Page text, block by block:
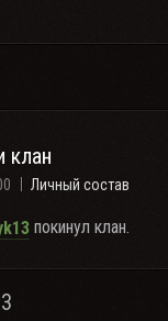
клан
Личный состав
покинул клан.